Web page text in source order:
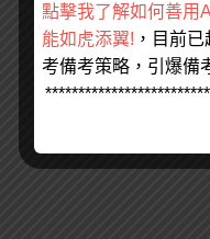
點擊我了解如何善用
能如虎添翼! ，目前
考備考策略，引爆備